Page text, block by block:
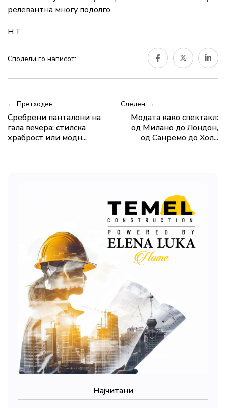
релевантна многу подолго.
Н.Т
Сподели го написот:
← Претходен
Сребрени панталони на
гала вечера: стилска
храброст или модн...
Следен →
Модата како спектакл:
од Милано до Лондон,
од Санремо до Хол...
Најчитани